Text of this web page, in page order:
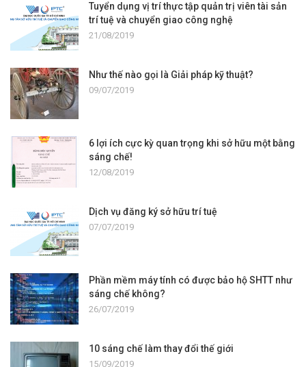
Tuyển dụng vị trí thực tập quản trị viên tài sản
trí tuệ và chuyển giao công nghệ
21/08/2019
Như thế nào gọi là Giải pháp kỹ thuật?
09/07/2019
6 lợi ích cực kỳ quan trọng khi sở hữu một bằng
sáng chế!
12/08/2019
Dịch vụ đăng ký sở hữu trí tuệ
07/07/2019
Phần mềm máy tính có được bảo hộ SHTT như
sáng chế không?
26/07/2019
10 sáng chế làm thay đổi thế giới
15/09/2019